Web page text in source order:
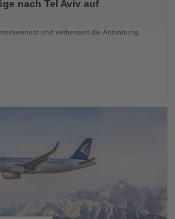
nach Tel Aviv auf
und verbessert die Anbindung